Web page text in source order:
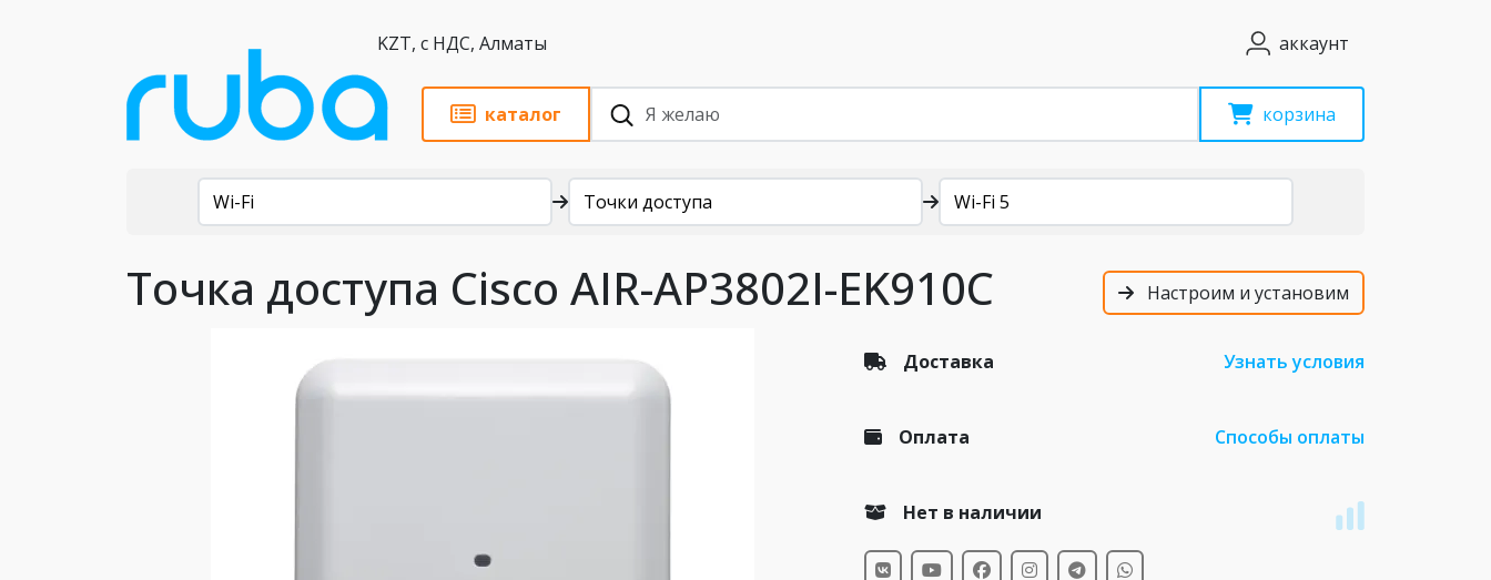
KZT, с НДС, Алматы аккаунт
каталог корзина
Каталог
Wi-Fi Точки доступа Wi-Fi 5
Точка доступа Cisco AIR-AP3802I-EK910C Настроим и установим
Доставка Узнать условия
Оплата Способы оплаты
Нет в наличии